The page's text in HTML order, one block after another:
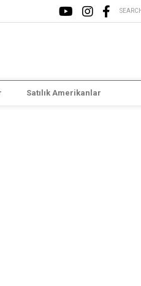
Satılık Amerikanlar